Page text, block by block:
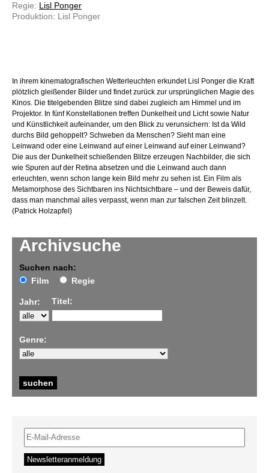
Archivsuche
Suchen nach:
Film
Regie
Jahr: Titel:
Genre:
Regie: Lisl Ponger
Produktion: Lisl Ponger
In ihrem kinematografischen Wetterleuchten erkundet Lisl Ponger die Kraft
plötzlich gleißender Bilder und findet zurück zur ursprünglichen Magie des
Kinos. Die titelgebenden Blitze sind dabei zugleich am Himmel und im
Projektor. In fünf Konstellationen treffen Dunkelheit und Licht sowie Natur
und Künstlichkeit aufeinander, um den Blick zu verunsichern: Ist da Wild
durchs Bild gehoppelt? Schweben da Menschen? Sieht man eine
Leinwand oder eine Leinwand auf einer Leinwand auf einer Leinwand?
Die aus der Dunkelheit schießenden Blitze erzeugen Nachbilder, die sich
wie Spuren auf der Retina absetzen und die Leinwand auch dann
erleuchten, wenn schon lange kein Bild mehr zu sehen ist. Ein Film als
Metamorphose des Sichtbaren ins Nichtsichtbare – und der Beweis dafür,
dass man manchmal alles verpasst, wenn man zur falschen Zeit blinzelt.
(Patrick Holzapfel)